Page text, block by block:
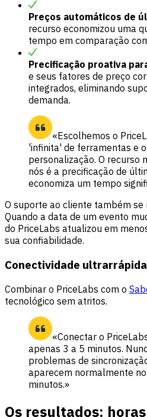
Preços automáticos de
recurso economizou uma
tempo em comparação
Precificação proativa
e seus fatores de preço
integrados, eliminando
demanda.
«Escolhemos o
'infinita' de ferramentas e
personalização. O recurso
nós é a precificação de
economiza um tempo
O suporte ao cliente também se
Quando a data de um evento
do PriceLabs atualizou em
sua confiabilidade.
Conectividade ultrarrápida
Combinar o PriceLabs com o
tecnológico sem atritos.
«Conectar o
apenas 3 a 5 minutos.
problemas de
aparecem normalmente
minutos.»
Os resultados: